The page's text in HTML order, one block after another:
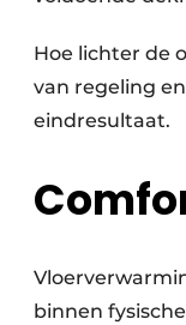
Hoe lichter de
van regeling
eindresultaat.
binnen